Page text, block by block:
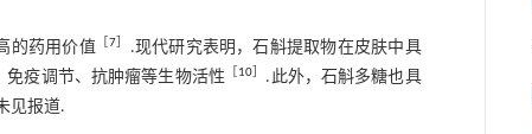
的药用价值 ［7
.现代研究表明，石斛提取物在皮肤中具
疫调节、抗肿瘤等生物活性 10
.此外，石斛多糖也具
见报道.